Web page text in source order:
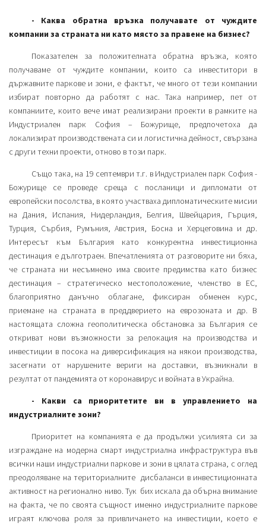
- Каква обратна връзка получавате от чуждите
компании за страната ни като място за правене на бизнес?
Показателен за положителната обратна връзка, която
получаваме от чуждите компании, които са инвеститори в
държавните паркове и зони, е фактът, че много от тези компании
избират повторно да работят с нас. Така например, пет от
компаниите, които вече имат реализирани проекти в рамките на
Индустриален парк София – Божурище, предпочетоха да
локализират производствената си и логистична дейност, свързана
с други техни проекти, отново в този парк.
Също така, на 19 септември т.г. в Индустриален парк София -
Божурище се проведе среща с посланици и дипломати от
европейски посолства, в която участваха дипломатическите мисии
на Дания, Испания, Нидерландия, Белгия, Швейцария, Гърция,
Турция, Сърбия, Румъния, Австрия, Босна и Херцеговина и др.
Интересът към България като конкурентна инвестиционна
дестинация е дълготраен. Впечатленията от разговорите ни бяха,
че страната ни несъмнено има своите предимства като бизнес
дестинация – стратегическо местоположение, членство в ЕС,
благоприятно данъчно облагане, фиксиран обменен курс,
приемане на страната в преддверието на еврозоната и др. В
настоящата сложна геополитическа обстановка за България се
откриват нови възможности за релокация на производства и
инвестиции в посока на диверсификация на някои производства,
засегнати от нарушените вериги на доставки, възникнали в
резултат от пандемията от коронавирус и войната в Украйна.
- Какви са приоритетите ви в управлението на
индустриалните зони?
Приоритет на компанията е да продължи усилията си за
изграждане на модерна смарт индустриална инфраструктура във
всички наши индустриални паркове и зони в цялата страна, с оглед
преодоляване на териториалните дисбаланси в инвестиционната
активност на регионално ниво. Тук бих искала да обърна внимание
на факта, че по своята същност именно индустриалните паркове
играят ключова роля за привличането на инвестиции, което е